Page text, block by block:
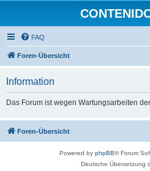
FAQ
Foren-Übersicht
Information
Das Forum ist wegen Wartungsarbeiten
Foren-Übersicht
Powered by phpBB® Forum
Deutsche Übersetzung